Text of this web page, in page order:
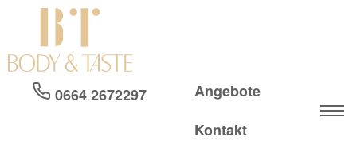
0664 2672297
Angebote
Kontakt